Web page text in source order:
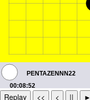
Replay << < || ►